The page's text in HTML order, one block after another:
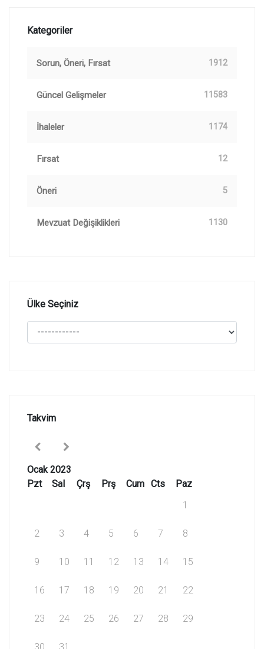
Kategoriler
Sorun, Öneri, Fırsat 1912
Güncel Gelişmeler 11583
İhaleler 1174
Fırsat 12
Öneri 5
Mevzuat Değişiklikleri 1130
Ülke Seçiniz
Takvim
Ocak 2023
Pzt
Sal Çrş Prş Cum Cts
Paz
1
2 3 4 5 6 7 8
9 10 11 12 13 14 15
16 17 18 19 20 21 22
23 24 25 26 27 28 29
30 31